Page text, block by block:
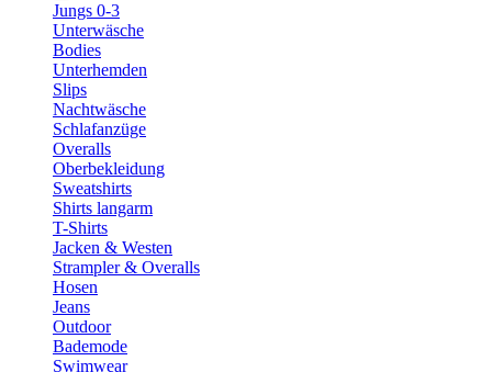
Jungs 0-3
Unterwäsche
Bodies
Unterhemden
Slips
Nachtwäsche
Schlafanzüge
Overalls
Oberbekleidung
Sweatshirts
Shirts langarm
T-Shirts
Jacken & Westen
Strampler & Overalls
Hosen
Jeans
Outdoor
Bademode
Swimwear